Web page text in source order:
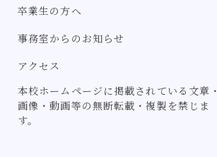
卒業生の方へ
事務室からのお知らせ
アクセス
本校ホームページに掲載されている文章・
画像・動画等の無断転載・複製を禁じま
す。